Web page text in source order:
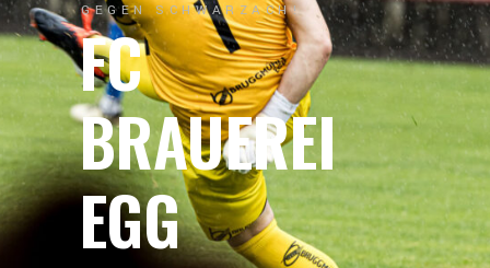
GEGEN SCHWARZACH!
FC
BRAUEREI
EGG